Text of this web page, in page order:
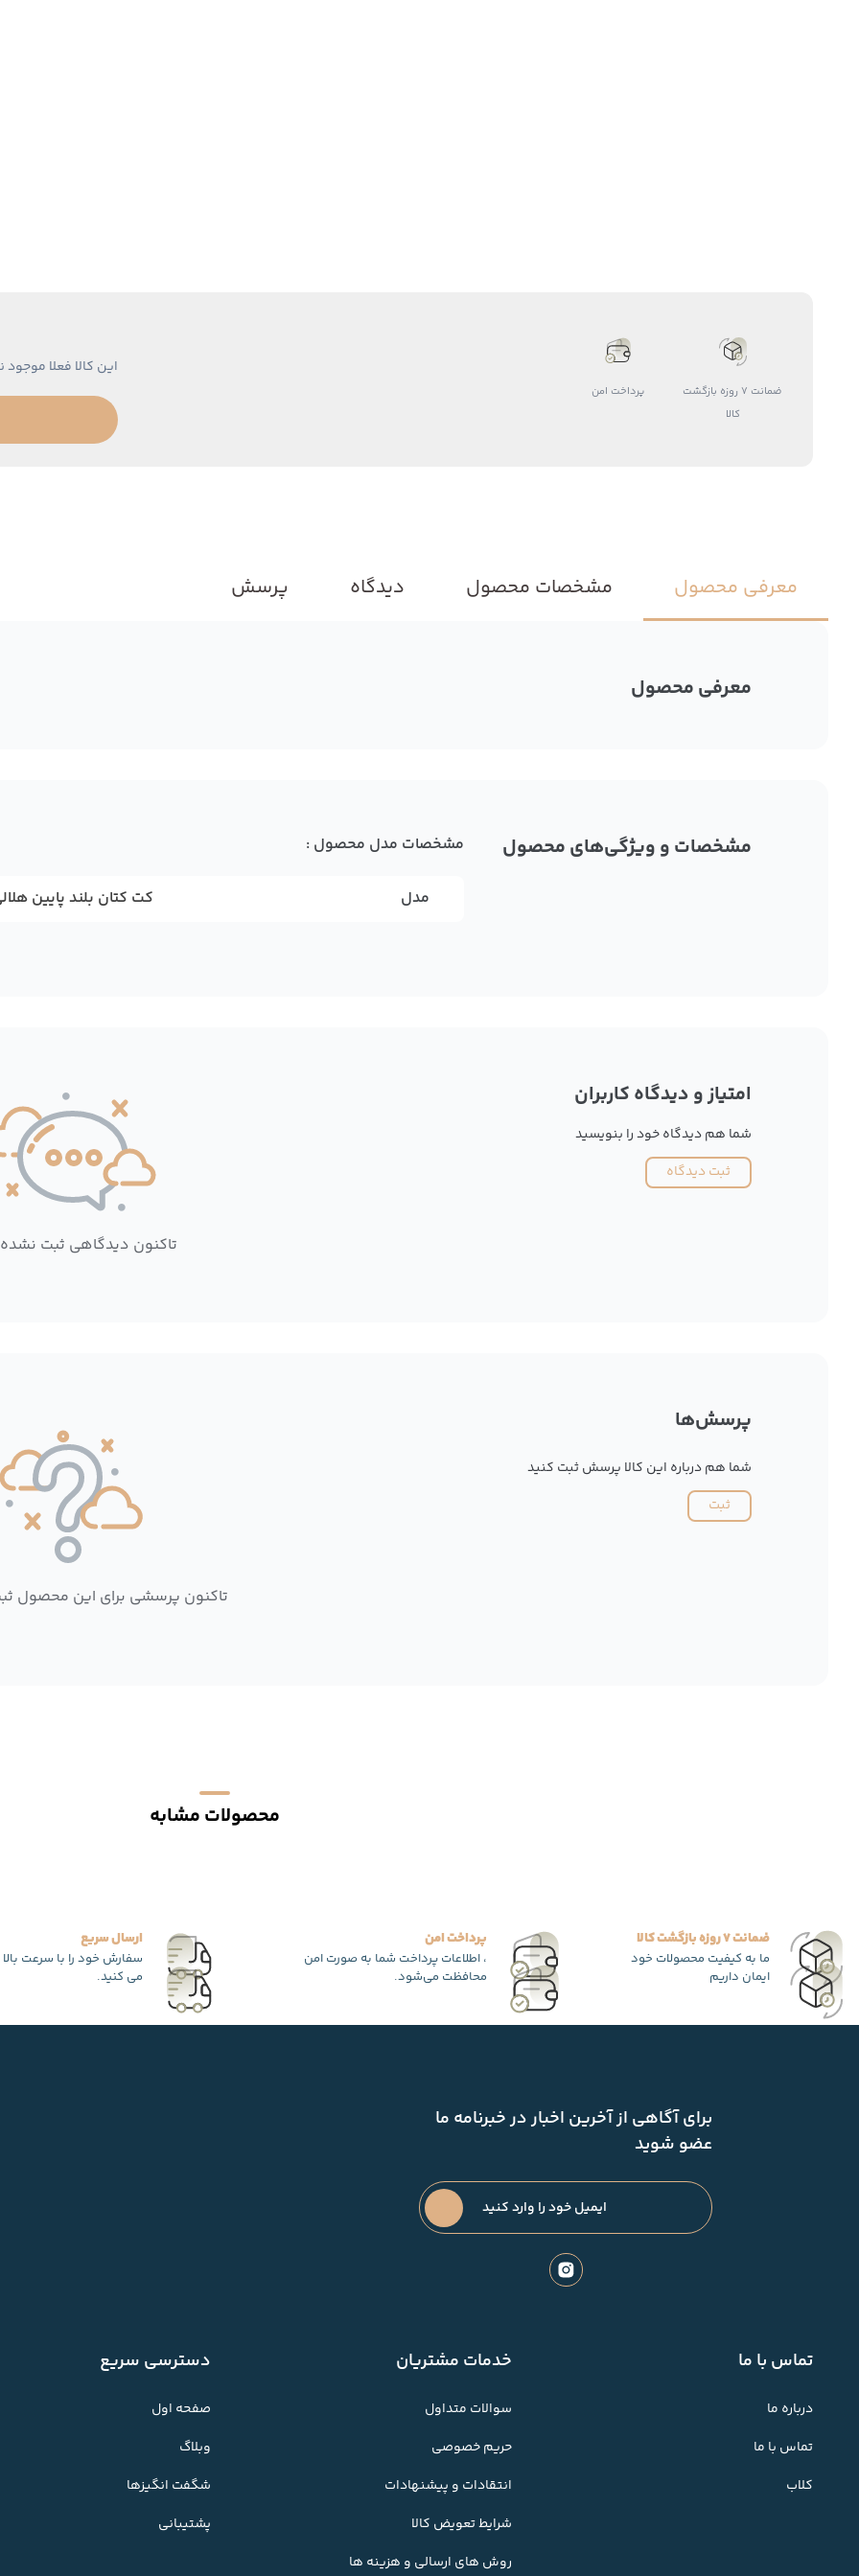
ضمانت 7 روزه بازگشت
کالا
پرداخت امن
این کالا فعلا
معرفی محصول مشخصات محصول دیدگاه پرسش
معرفی محصول
مشخصات و ویژگی‌های محصول مشخصات مدل محصول :
مدل کت کتان بلند پایین
امتیاز و دیدگاه کاربران
شما هم دیدگاه خود را بنویسید
ثبت دیدگاه
تاکنون دیدگاهی ثبت
پرسش‌ها
شما هم درباره این کالا پرسش ثبت کنید
ثبت
تاکنون پرسشی برای این محصول
محصولات مشابه
ضمانت 7 روزه بازگشت کالا
ما به کیفیت محصولات خود
ایمان داریم
پرداخت امن
، اطلاعات پرداخت شما به صورت امن
محافظت می‌شود.
ارسال سریع
سفارش خود را با سرعت
می کنید.
برای آگاهی از آخرین اخبار در خبرنامه ما
عضو شوید
تماس با ما
درباره ما
تماس با ما
کلاب
خدمات مشتریان
سوالات متداول
حریم خصوصی
انتقادات و پیشنهادات
شرایط تعویض کالا
روش های ارسالی و هزینه ها
دسترسی سریع
صفحه اول
وبلاگ
شگفت انگیزها
پشتیبانی